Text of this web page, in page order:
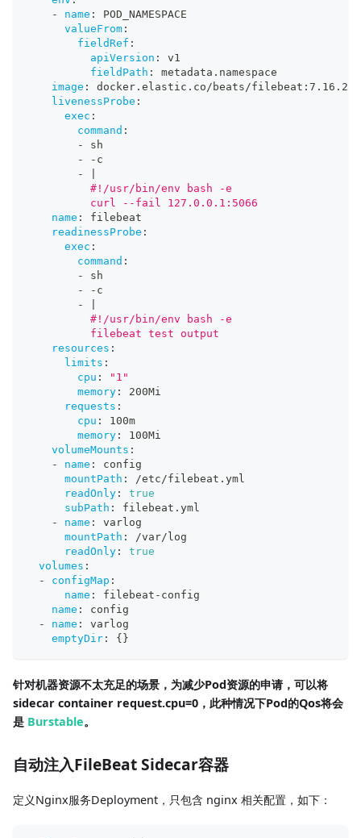
-
name :
POD_NAMESPACE
valueFrom :
fieldRef :
apiVersion :
v1
fieldPath :
metadata.namespace
image : docker.elastic.co/beats/filebeat : 7.16.2
livenessProbe :
exec :
command :
-
sh
-
- c
-
          #!/usr/bin/env bash -e
          curl --fail 127.0.0.1:5066
name :
filebeat
readinessProbe :
exec :
command :
-
sh
-
- c
-
          #!/usr/bin/env bash -e
          filebeat test output
resources :
limits :
cpu :
"1"
memory :
200Mi
requests :
cpu :
100m
memory :
100Mi
volumeMounts :
-
name :
config
mountPath :
/etc/filebeat.yml
readOnly :
true
subPath :
filebeat.yml
-
name :
varlog
mountPath :
/var/log
readOnly :
true
volumes :
-
configMap :
name : filebeat - config
name :
config
-
name :
varlog
emptyDir : { }
针对机器资源不太充足的场景，为减少Pod资源的申请，可以将
sidecar container request.cpu=0，此种情况下Pod的Qos将会
是 Burstable。
自动注入FileBeat Sidecar容器
定义Nginx服务Deployment，只包含 nginx 相关配置，如下：